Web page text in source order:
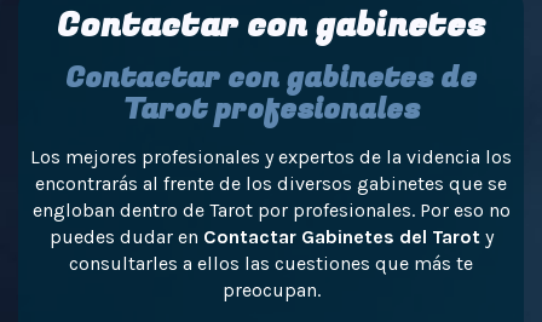
Contactar con gabinetes
Contactar con gabinetes de
Tarot profesionales
Los mejores profesionales y expertos de la videncia los
encontrarás al frente de los diversos gabinetes que se
engloban dentro de Tarot por profesionales. Por eso no
puedes dudar en Contactar Gabinetes del Taroty
consultarles a ellos las cuestiones que más te
preocupan.